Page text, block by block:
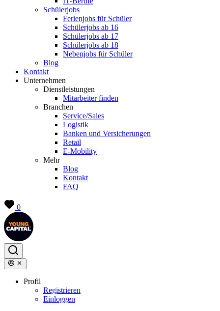
Schülerjobs
Ferienjobs für Schüler
Schülerjobs ab 16
Schülerjobs ab 17
Schülerjobs ab 18
Nebenjobs für Schüler
Blog
Kontakt
Unternehmen
Dienstleistungen
Mitarbeiter finden
Branchen
Service/Sales
Logistik
Banken und Versicherungen
Retail
E-Mobility
Mehr
Blog
Kontakt
FAQ
0
Profil
Registrieren
Einloggen